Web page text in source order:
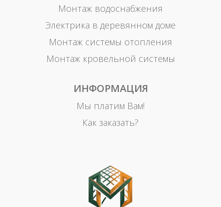
Монтаж водоснабжения
Электрика в деревянном доме
Монтаж системы отопления
Монтаж кровельной системы
ИНФОРМАЦИЯ
Мы платим Вам!
Как заказать?